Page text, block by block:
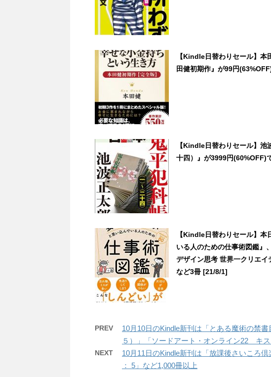
【Kindle日替わりセール】
田健初期作』が99円
【Kindle日替わりセール】
十四）』が3999円(60%OFF)
【Kindle日替わりセール】
いる人のための仕事術図鑑』
デザイン思考 世界一クリエイ
など3冊 [21/8/1]
PREV
10月10日のKindle新刊は「とある魔術の禁
５）」「ソードアート・オンライン22 キ
NEXT
10月11日のKindle新刊は「放課後さいころ
： 5」など1,000冊以上